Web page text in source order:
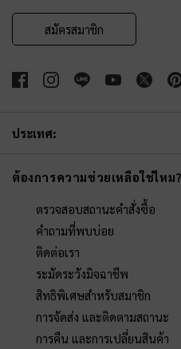
สมัครสมาชิก
ประเทศ:
ต้องการความช่วยเหลือใช่ไหม?
ตรวจสอบสถานะคำสั่งซื้อ
คำถามที่พบบ่อย
ติดต่อเรา
ระมัดระวังมิจฉาชีพ
สิทธิพิเศษสำหรับสมาชิก
การจัดส่ง และติดตามสถานะ
การคืน และการเปลี่ยนสินค้า